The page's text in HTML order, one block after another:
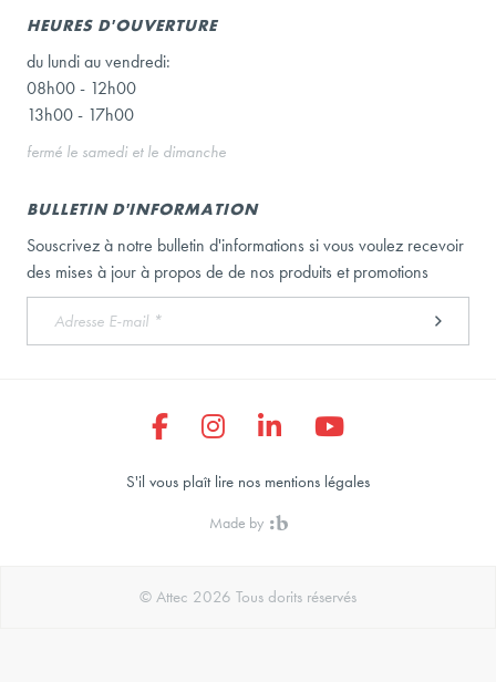
HEURES D'OUVERTURE
du lundi au vendredi:
08h00 - 12h00
13h00 - 17h00
fermé le samedi et le dimanche
BULLETIN D'INFORMATION
Souscrivez à notre bulletin d'informations si vous voulez recevoir
des mises à jour à propos de de nos produits et promotions
Made by
© Attec 2026 Tous dorits réservés
S'il vous plaît lire nos mentions légales